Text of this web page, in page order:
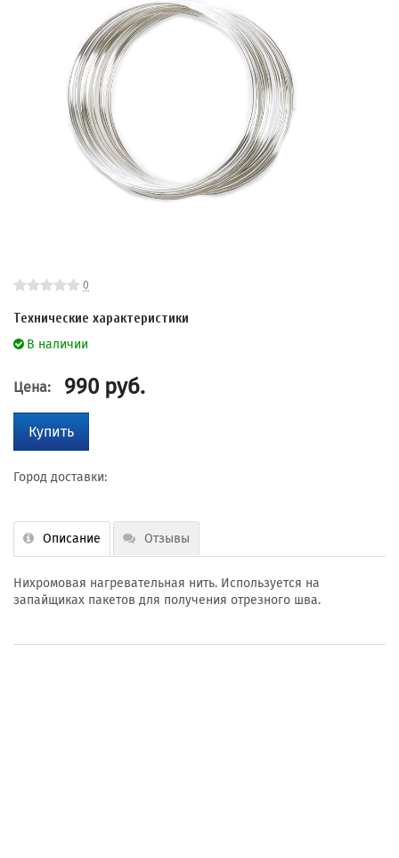
0
Технические характеристики
В наличии
Цена: 990 руб.
Купить
Город доставки:
Описание Отзывы
Нихромовая нагревательная нить. Используется на
запайщиках пакетов для получения отрезного шва.